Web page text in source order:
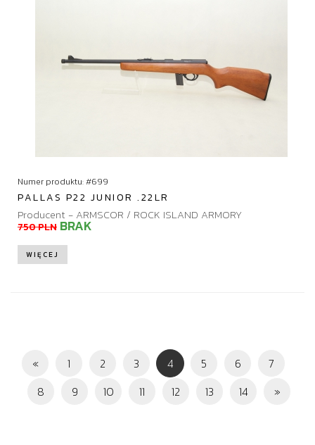
Numer produktu: #699
PALLAS P22 JUNIOR .22LR
Producent - ARMSCOR / ROCK ISLAND ARMORY
750 PLN BRAK
WIĘCEJ
« 1 2 3 4(
c
u
5 6
7
8
9 10 11 12 13 14 »